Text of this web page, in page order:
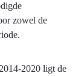
zowel de
2020 ligt de